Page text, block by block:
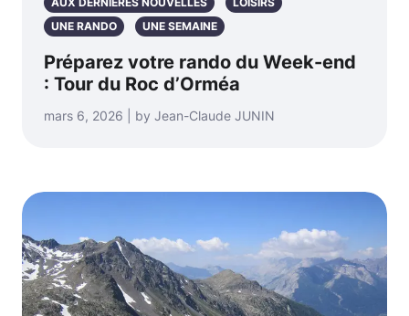
UNE RANDO
UNE SEMAINE
Préparez votre rando du Week-end
: Tour du Roc d’Orméa
mars 6, 2026 | by Jean-Claude JUNIN